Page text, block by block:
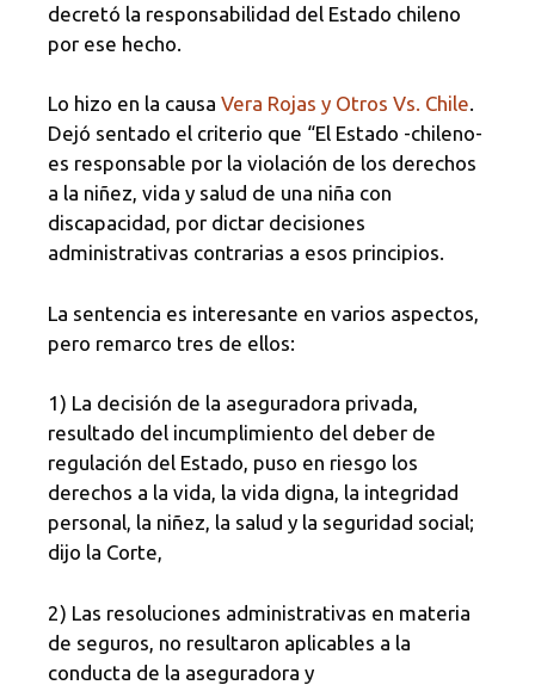
decretó la responsabilidad del Estado chileno
por ese hecho.
Lo hizo en la causa Vera Rojas y Otros Vs. Chile.
Dejó sentado el criterio que “El Estado -chileno-
es responsable por la violación de los derechos
a la niñez, vida y salud de una niña con
discapacidad, por dictar decisiones
administrativas contrarias a esos principios.
La sentencia es interesante en varios aspectos,
pero remarco tres de ellos:
1) La decisión de la aseguradora privada,
resultado del incumplimiento del deber de
regulación del Estado, puso en riesgo los
derechos a la vida, la vida digna, la integridad
personal, la niñez, la salud y la seguridad social;
dijo la Corte,
2) Las resoluciones administrativas en materia
de seguros, no resultaron aplicables a la
conducta de la aseguradora y